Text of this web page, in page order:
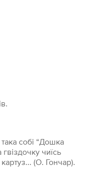
собi “Дошка
чиїсь
(О. Гончар).